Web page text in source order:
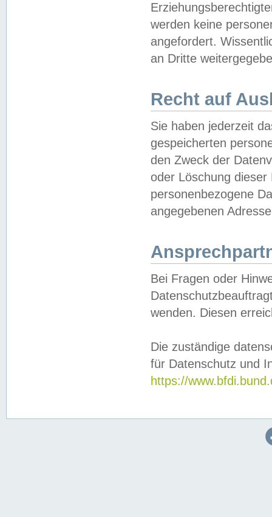
werden keine
angefordert.
an Dritte
Recht auf
Sie haben jederzeit
gespeicherten
den Zweck der
oder Löschung
personenbezogene
angegebenen
Bei Fragen oder
wenden. Diesen
Die zuständige
für Datenschutz und
https://